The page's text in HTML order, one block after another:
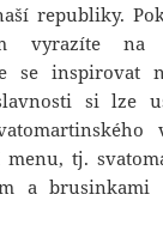
republiky.
vyrazíte na
se inspirovat
si lze
tj.
a